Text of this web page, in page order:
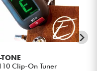
Clip-On Tuner